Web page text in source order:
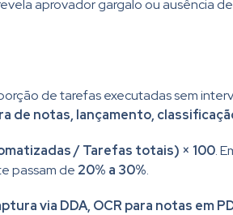
aprovador gargalo ou ausência
de tarefas executadas sem
de notas, lançamento,
/ Tarefas totais) × 100.
passam de 20% a 30%.
via DDA, OCR para notas em